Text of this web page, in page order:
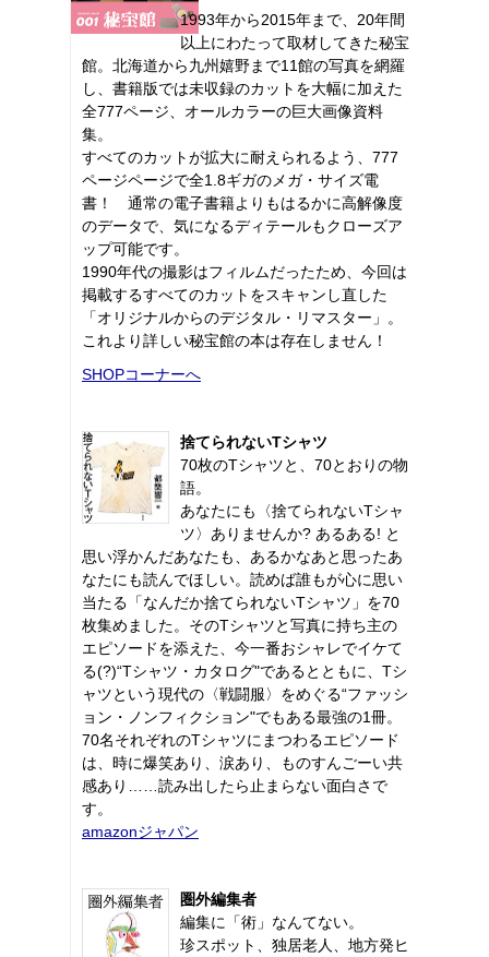
1993年から2015年まで、20年間
以上にわたって取材してきた秘宝
館。北海道から九州嬉野まで11館の写真を網羅
し、書籍版では未収録のカットを大幅に加えた
全777ページ、オールカラーの巨大画像資料
集。
すべてのカットが拡大に耐えられるよう、777
ページページで全1.8ギガのメガ・サイズ電
書！ 通常の電子書籍よりもはるかに高解像度
のデータで、気になるディテールもクローズア
ップ可能です。
1990年代の撮影はフィルムだったため、今回は
掲載するすべてのカットをスキャンし直した
「オリジナルからのデジタル・リマスター」。
これより詳しい秘宝館の本は存在しません！
SHOPコーナーへ
捨てられないTシャツ
70枚のTシャツと、70とおりの物
語。
あなたにも〈捨てられないTシャ
ツ〉ありませんか? あるある! と
思い浮かんだあなたも、あるかなあと思ったあ
なたにも読んでほしい。読めば誰もが心に思い
当たる「なんだか捨てられないTシャツ」を70
枚集めました。そのTシャツと写真に持ち主の
エピソードを添えた、今一番おシャレでイケて
る(?)“Tシャツ・カタログ"であるとともに、Tシ
ャツという現代の〈戦闘服〉をめぐる“ファッシ
ョン・ノンフィクション"でもある最強の1冊。
70名それぞれのTシャツにまつわるエピソード
は、時に爆笑あり、涙あり、ものすんごーい共
感あり……読み出したら止まらない面白さで
す。
amazonジャパン
圏外編集者
編集に「術」なんてない。
珍スポット、独居老人、地方発ヒ